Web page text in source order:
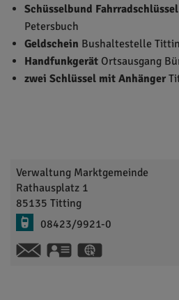
Schüsselbund Fahrradschlüssel
Petersbuch
Geldschein Bushaltestelle
Handfunkgerät Ortsausgang
zwei Schlüssel mit Anhänger
Verwaltung Marktgemeinde
Rathausplatz 1
85135 Titting
08423/9921-0
vCard